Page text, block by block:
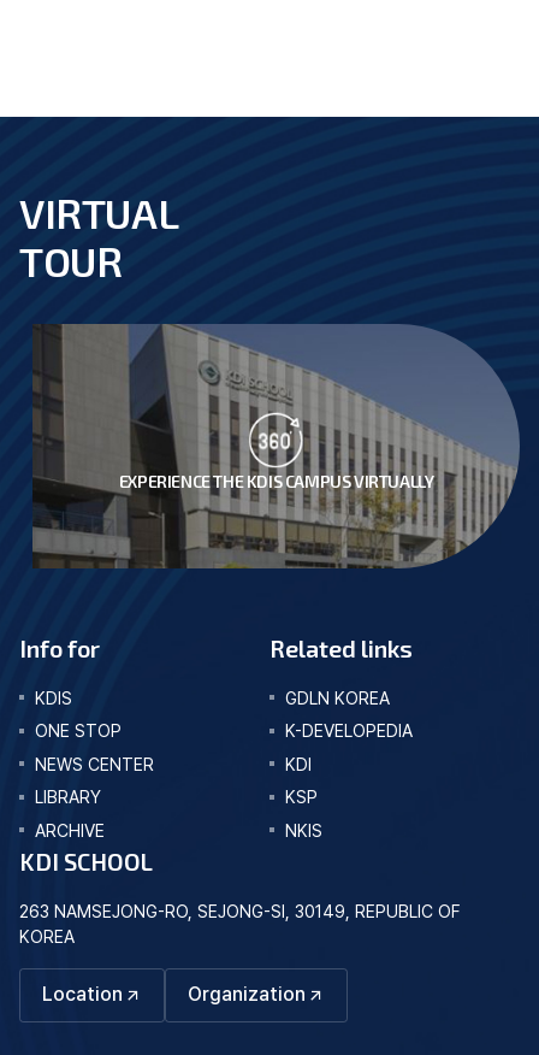
footer
VIRTUAL
TOUR
EXPERIENCE THE KDIS CAMPUS VIRTUALLY
Info for
KDIS
ONE STOP
NEWS CENTER
LIBRARY
ARCHIVE
Related links
GDLN KOREA
K-DEVELOPEDIA
KDI
KSP
NKIS
KDI SCHOOL
263 NAMSEJONG-RO, SEJONG-SI, 30149, REPUBLIC OF
KOREA
Location Organization